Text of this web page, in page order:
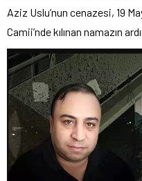
Aziz Uslu’nun cenazesi, 19
Camii’nde kılınan namazın